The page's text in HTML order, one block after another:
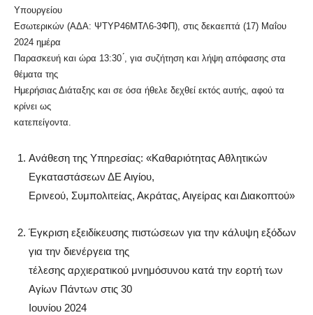
Υπουργείου
Εσωτερικών (ΑΔΑ: ΨΤΥΡ46ΜΤΛ6-3ΦΠ), στις δεκαεπτά (17) Μαΐου
2024 ημέρα
Παρασκευή και ώρα 13:30 ́, για συζήτηση και λήψη απόφασης στα
θέματα της
Ημερήσιας Διάταξης και σε όσα ήθελε δεχθεί εκτός αυτής, αφού τα
κρίνει ως
κατεπείγοντα.
Ανάθεση της Υπηρεσίας: «Καθαριότητας Αθλητικών
Εγκαταστάσεων ΔΕ Αιγίου,
Ερινεού, Συμπολιτείας, Ακράτας, Αιγείρας και Διακοπτού»
Έγκριση εξειδίκευσης πιστώσεων για την κάλυψη εξόδων
για την διενέργεια της
τέλεσης αρχιερατικού μνημόσυνου κατά την εορτή των
Αγίων Πάντων στις 30
Ιουνίου 2024